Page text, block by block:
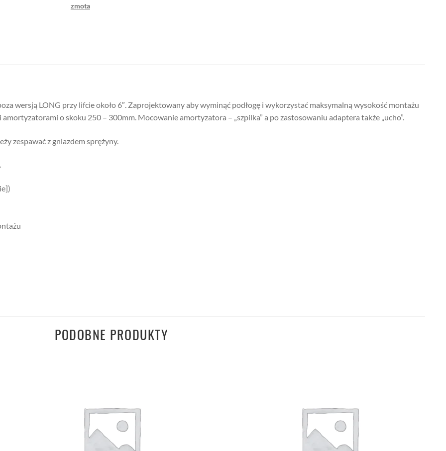
zmota
wersją LONG przy lifcie około 6″. Zaprojektowany aby wyminąć podłogę i wykorzystać maksymalną wysokość montażu
o skoku 250 – 300mm. Mocowanie amortyzatora – „szpilka” a po zastosowaniu adaptera także „ucho”.
zespawać z gniazdem sprężyny.
PODOBNE PRODUKTY